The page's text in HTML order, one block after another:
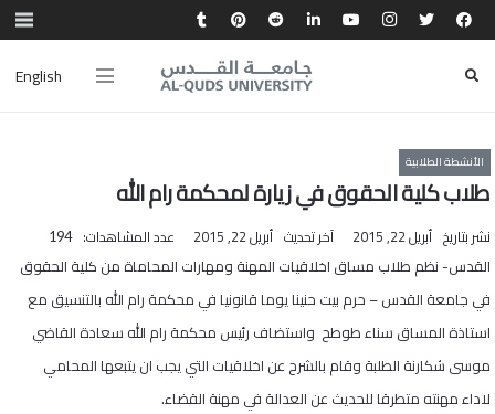
English
الأنشطة الطلابية
طلاب كلية الحقوق في زيارة لمحكمة رام الله
نشر بتاريخ أبريل 22, 2015 آخر تحديث أبريل 22, 2015 عدد المشاهدات: 194
القدس- نظم طلاب مساق اخلاقيات المهنة ومهارات المحاماة من كلية الحقوق
في جامعة القدس – حرم بيت حنينا يوما قانونيا في محكمة رام الله بالتنسيق مع
استاذة المساق سناء طوطح واستضاف رئيس محكمة رام الله سعادة القاضي
موسى شكارنة الطلبة وقام بالشرح عن اخلاقيات التي يجب ان يتبعها المحامي
لاداء مهنته متطرقا للحديث عن العدالة في مهنة القضاء.